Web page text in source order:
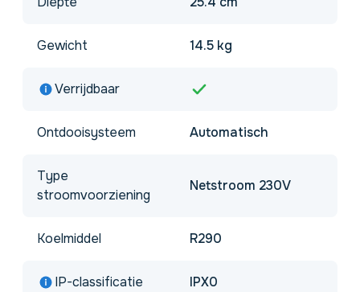
Gewicht 14.5 kg
Verrijdbaar
Ontdooisysteem Automatisch
Type
stroomvoorziening
Netstroom 230V
Koelmiddel R290
IP-classificatie IPX0